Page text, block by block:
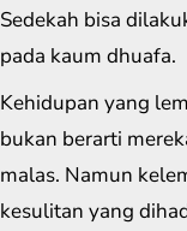
Sedekah bisa
pada kaum dhuafa.
Kehidupan yang
bukan berarti
malas. Namun
kesulitan yang